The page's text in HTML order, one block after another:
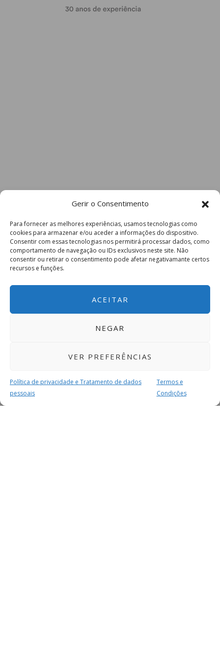
Gerir o Consentimento
Para fornecer as melhores experiências, usamos tecnologias como
cookies para armazenar e/ou aceder a informações do dispositivo.
Consentir com essas tecnologias nos permitirá processar dados, como
comportamento de navegação ou IDs exclusivos neste site. Não
consentir ou retirar o consentimento pode afetar negativamante certos
recursos e funções.
ACEITAR
NEGAR
VER PREFERÊNCIAS
Política de privacidade e Tratamento de dados
pessoais
Termos e
Condições